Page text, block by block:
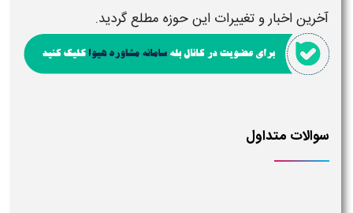
آخرین اخبار و تغییرات این حوزه مطلع گردید.
سوالات متداول